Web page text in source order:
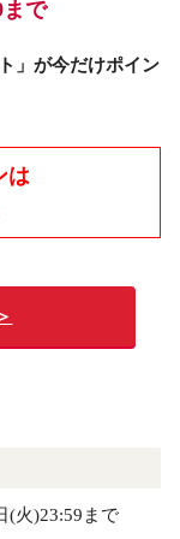
まで
」が今だけポイン
は
(火)23:59まで